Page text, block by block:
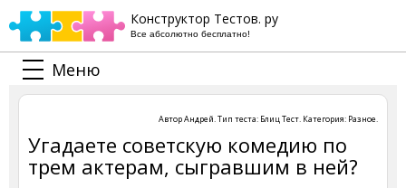
Конструктор Тестов. ру
Все абсолютно бесплатно!
Меню
АвторАндрей. Тип теста: Блиц Тест. Категория: Разное.
Угадаете советскую комедию по
трем актерам, сыгравшим в ней?